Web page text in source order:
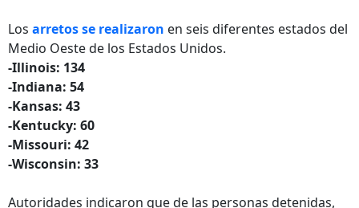
Los arretos se realizaron en seis diferentes estados del
Medio Oeste de los Estados Unidos.
-Illinois: 134
-Indiana: 54
-Kansas: 43
-Kentucky: 60
-Missouri: 42
-Wisconsin: 33
Autoridades indicaron que de las personas detenidas,